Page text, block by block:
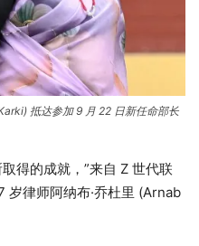
抵达参加 9 月 22 日新任命部长
得的成就，”来自 Z 世代联
岁律师阿纳布·乔杜里 (Arnab